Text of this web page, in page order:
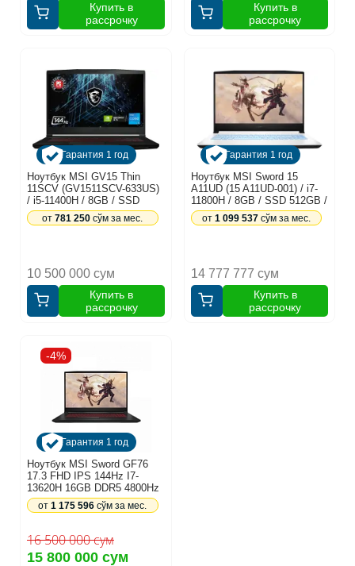
Купить в
рассрочку
Купить в
рассрочку
Гарантия 1 год
Ноутбук MSI GV15 Thin
11SCV (GV1511SCV-633US)
/ i5-11400H / 8GB / SSD
256GB / GTX1650 4GB /
Windows 11 / 15.6", черный
10 500 000 сум
от781 250 сўм за мес.
Купить в
рассрочку
Гарантия 1 год
Ноутбук MSI Sword 15
A11UD (15 A11UD-001) / i7-
11800H / 8GB / SSD 512GB /
RTX3050Ti 4GB / 15.6",
черный-белый
14 777 777 сум
от 1 099 537сўм за мес.
Купить в
рассрочку
-4%
Гарантия 1 год
Ноутбук MSI Sword GF76
17.3 FHD IPS 144Hz I7-
13620H 16GB DDR5 4800Hz
512GB NVME M.2 SSD
RTX4060 8GB
15 800 000 сум
16 500 000 сум
от1 175 596 сўм за мес.